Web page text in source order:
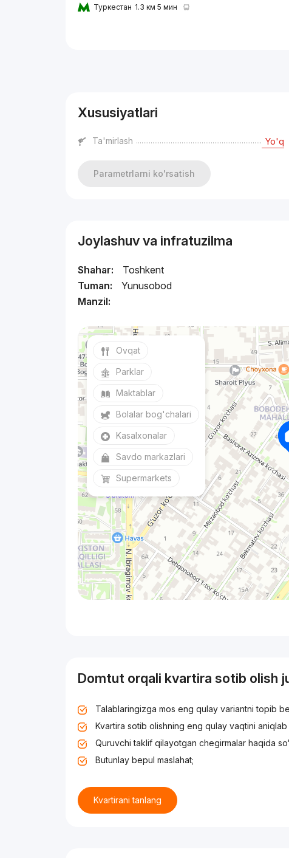
Туркестан 1.3 км 5 мин
Xususiyatlari
Ta'mirlash Yo'q
Parametrlarni ko'rsatish
Joylashuv va infratuzilma
Shahar:
Toshkent
Tuman:
Yunusobod
Manzil:
Ovqat
Parklar
Maktablar
Bolalar bog'chalari
Kasalxonalar
Savdo markazlari
Supermarkets
Domtut orqali kvartira sotib olish
Talablaringizga mos eng qulay variantni topib
Kvartira sotib olishning eng qulay vaqtini aniqlab
Quruvchi taklif qilayotgan chegirmalar haqida
Butunlay bepul maslahat;
Kvartirani tanlang